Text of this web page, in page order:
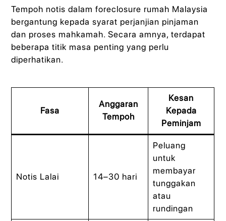
Tempoh notis dalam foreclosure rumah Malaysia
bergantung kepada syarat perjanjian pinjaman
dan proses mahkamah. Secara amnya, terdapat
beberapa titik masa penting yang perlu
diperhatikan.
Fasa
Anggaran
Tempoh
Kesan
Kepada
Peminjam
Notis Lalai 14–30 hari
Peluang
untuk
membayar
tunggakan
atau
rundingan